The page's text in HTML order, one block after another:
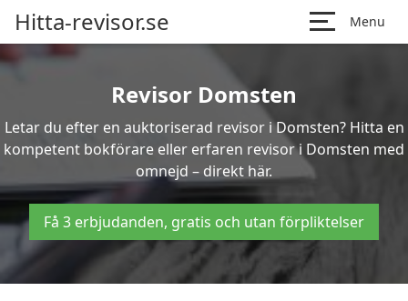
Hitta-revisor.se Menu
Revisor Domsten
Letar du efter en auktoriserad revisor i Domsten? Hitta en
kompetent bokförare eller erfaren revisor i Domsten med
omnejd – direkt här.
Få 3 erbjudanden, gratis och utan förpliktelser